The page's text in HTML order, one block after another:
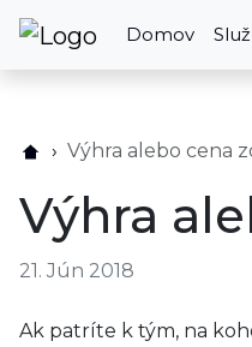
Domov
Výhra alebo cena
Výhra
21. Jún 2018
Ak patríte k tým, na